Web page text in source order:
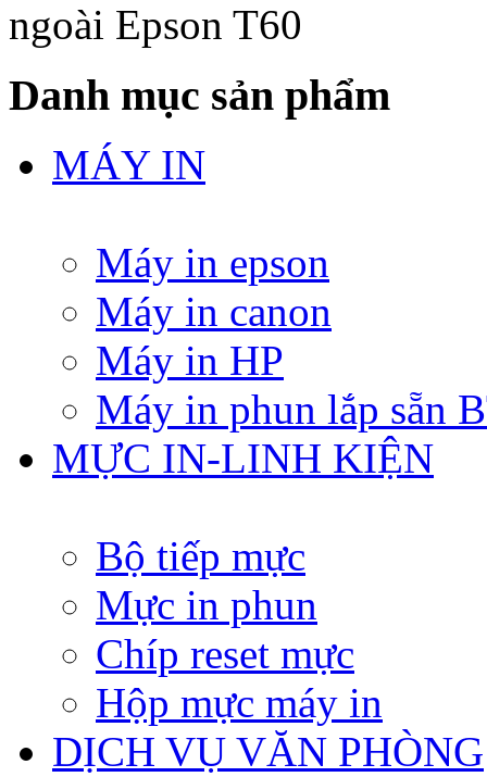
ngoài Epson T60
Danh mục sản phẩm
MÁY IN
Máy in epson
Máy in canon
Máy in HP
Máy in phun lắp sẵn
MỰC IN-LINH KIỆN
Bộ tiếp mực
Mực in phun
Chíp reset mực
Hộp mực máy in
DỊCH VỤ VĂN PHÒNG